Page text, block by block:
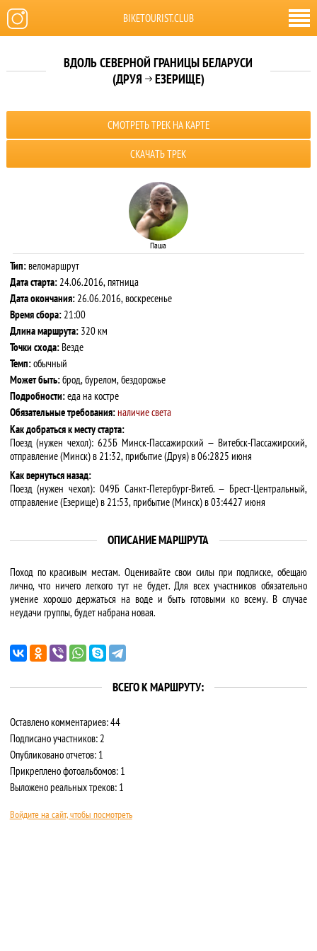
BIKETOURIST.CLUB
ВДОЛЬ СЕВЕРНОЙ ГРАНИЦЫ БЕЛАРУСИ
(ДРУЯ ЕЗЕРИЩЕ)
СМОТРЕТЬ ТРЕК НА КАРТЕ
СКАЧАТЬ ТРЕК
Паша
Тип:веломаршрут
Дата старта:24.06.2016, пятница
Дата окончания:26.06.2016, воскресенье
Время сбора:21:00
Длина маршрута:320 км
Точки схода:Везде
Темп:обычный
Может быть:брод, бурелом, бездорожье
Подробности:еда на костре
Обязательные требования:наличие света
Как добраться к месту старта:
Поезд (нужен чехол): 625Б Минск-Пассажирский — Витебск-Пассажирский,
отправление (Минск) в 21:32, прибытие (Друя) в 06:2825 июня
Как вернуться назад:
Поезд (нужен чехол): 049Б Санкт-Петербург-Витеб. — Брест-Центральный,
отправление (Езерище) в 21:53, прибытие (Минск) в 03:4427 июня
ОПИСАНИЕ МАРШРУТА
Поход по красивым местам. Оценивайте свои силы при подписке, обещаю
лично, что ничего легкого тут не будет. Для всех участников обязательно
умение хорошо держаться на воде и быть готовыми ко всему. В случае
неудачи группы, будет набрана новая.
ВСЕГО К МАРШРУТУ:
Оставлено комментариев: 44
Подписано участников: 2
Опубликовано отчетов: 1
Прикреплено фотоальбомов: 1
Выложено реальных треков: 1
Войдите на сайт, чтобы посмотреть